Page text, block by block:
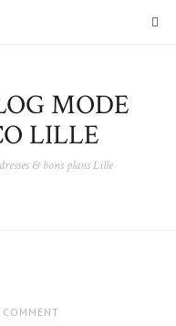
MODE
LILLE
& bons plans Lille
COMMENT